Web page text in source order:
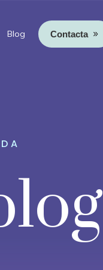
Blog Contacta